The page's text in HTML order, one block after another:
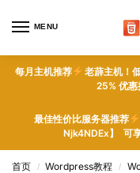
MENU
每月主机推荐
老薜主机！
25% 优惠
最佳性价比服务器推荐
Njk4NDEx】 可
首页 / Wordpress教程 /